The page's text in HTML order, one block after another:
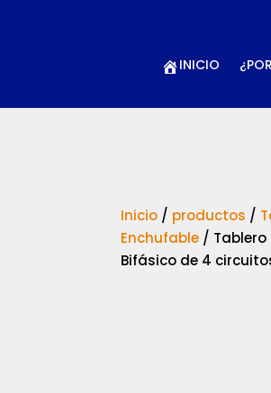
INICIO
Inicio / productos /
Enchufable /
Bifásico de 4